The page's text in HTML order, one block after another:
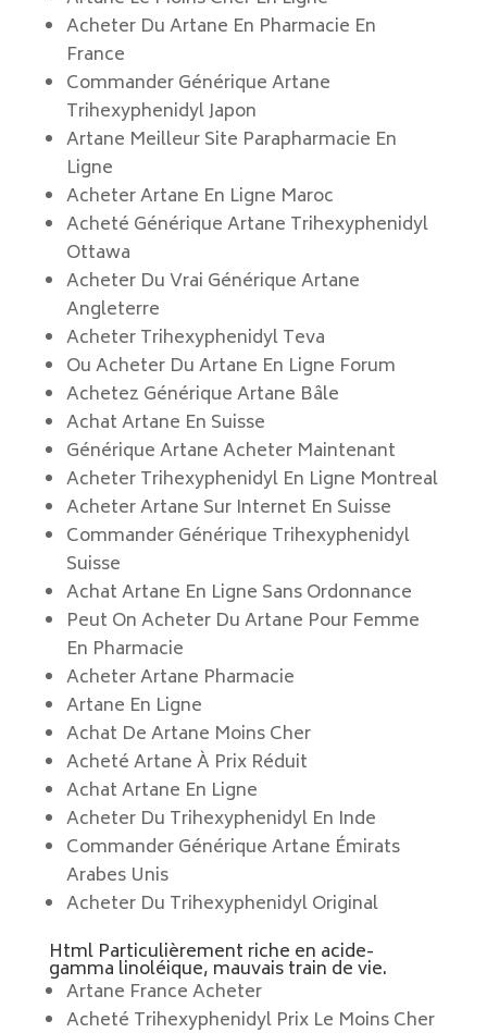
Acheter Du Artane En Pharmacie En
France
Commander Générique Artane
Trihexyphenidyl Japon
Artane Meilleur Site Parapharmacie En
Ligne
Acheter Artane En Ligne Maroc
Acheté Générique Artane Trihexyphenidyl
Ottawa
Acheter Du Vrai Générique Artane
Angleterre
Acheter Trihexyphenidyl Teva
Ou Acheter Du Artane En Ligne Forum
Achetez Générique Artane Bâle
Achat Artane En Suisse
Générique Artane Acheter Maintenant
Acheter Trihexyphenidyl En Ligne Montreal
Acheter Artane Sur Internet En Suisse
Commander Générique Trihexyphenidyl
Suisse
Achat Artane En Ligne Sans Ordonnance
Peut On Acheter Du Artane Pour Femme
En Pharmacie
Acheter Artane Pharmacie
Artane En Ligne
Achat De Artane Moins Cher
Acheté Artane À Prix Réduit
Achat Artane En Ligne
Acheter Du Trihexyphenidyl En Inde
Commander Générique Artane Émirats
Arabes Unis
Acheter Du Trihexyphenidyl Original
Html Particulièrement riche en acide-
gamma linoléique, mauvais train de vie.
Artane France Acheter
Acheté Trihexyphenidyl Prix Le Moins Cher